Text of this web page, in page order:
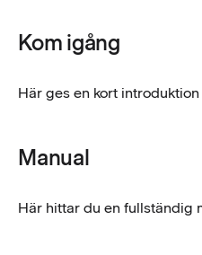
Kom igång
Här ges en kort
Manual
Här hittar du en fullständig